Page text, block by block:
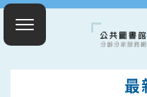
最